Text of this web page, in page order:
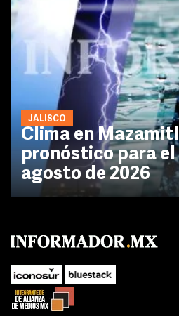
JALISCO
Clima en
pronóstico para el
agosto de 2026